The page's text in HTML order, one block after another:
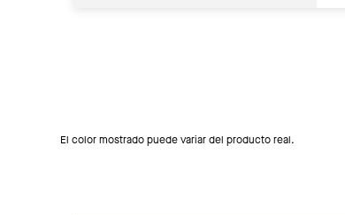
El color mostrado puede variar del producto real.